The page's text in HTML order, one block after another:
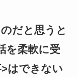
だと思うと
を柔軟に受
はできない